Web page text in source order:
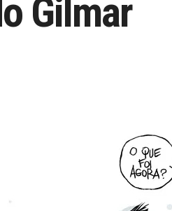
Gilmar